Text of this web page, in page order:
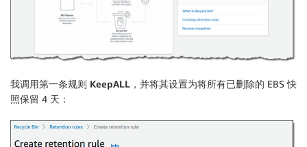
我调用第一条规则 KeepALL ，并将其设置为将所有已删除的 EBS 快
照保留 4 天：